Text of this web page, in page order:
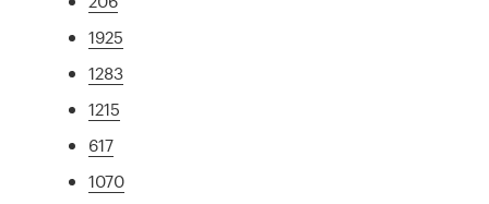
1925
1283
1215
617
1070